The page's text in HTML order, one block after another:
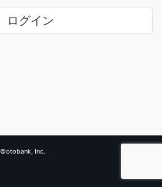
ログイン
©otobank, Inc.